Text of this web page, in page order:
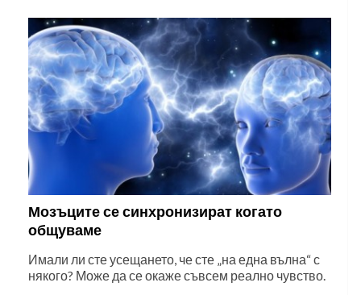
Мозъците се синхронизират когато
общуваме
Имали ли сте усещането, че сте „на една вълна“ с
някого? Може да се окаже съвсем реално чувство.